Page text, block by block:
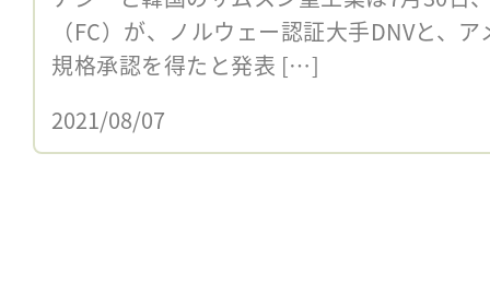
（FC）が、ノルウェー認証大手DNVと、
規格承認を得たと発表 […]
2021/08/07